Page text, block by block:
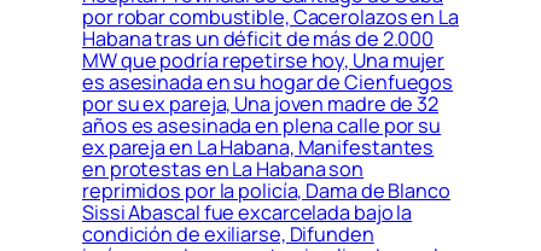
por robar combustible, Cacerolazos en La
Habana tras un déficit de más de 2.000
MW que podría repetirse hoy, Una mujer
es asesinada en su hogar de Cienfuegos
por su ex pareja, Una joven madre de 32
años es asesinada en plena calle por su
ex pareja en La Habana, Manifestantes
en protestas en La Habana son
reprimidos por la policía, Dama de Blanco
Sissi Abascal fue excarcelada bajo la
condición de exiliarse, Difunden